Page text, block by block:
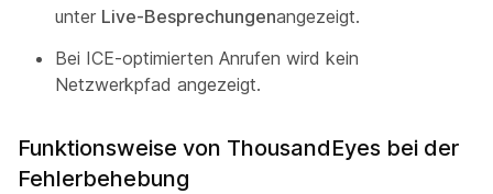
unter Live-Besprechungenangezeigt.
Bei ICE-optimierten Anrufen wird kein
Netzwerkpfad angezeigt.
Funktionsweise von ThousandEyes bei der
Fehlerbehebung